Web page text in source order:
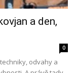
a den,
0
odvahy a